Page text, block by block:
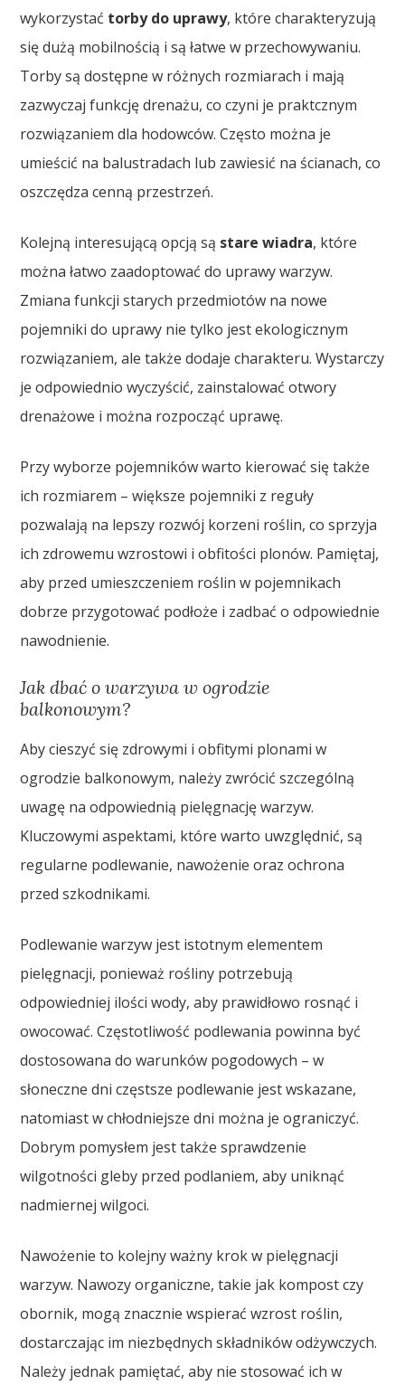
wykorzystać torby do uprawy, które charakteryzują
się dużą mobilnością i są łatwe w przechowywaniu.
Torby są dostępne w różnych rozmiarach i mają
zazwyczaj funkcję drenażu, co czyni je praktcznym
rozwiązaniem dla hodowców. Często można je
umieścić na balustradach lub zawiesić na ścianach, co
oszczędza cenną przestrzeń.
Kolejną interesującą opcją są stare wiadra, które
można łatwo zaadoptować do uprawy warzyw.
Zmiana funkcji starych przedmiotów na nowe
pojemniki do uprawy nie tylko jest ekologicznym
rozwiązaniem, ale także dodaje charakteru. Wystarczy
je odpowiednio wyczyścić, zainstalować otwory
drenażowe i można rozpocząć uprawę.
Przy wyborze pojemników warto kierować się także
ich rozmiarem – większe pojemniki z reguły
pozwalają na lepszy rozwój korzeni roślin, co sprzyja
ich zdrowemu wzrostowi i obfitości plonów. Pamiętaj,
aby przed umieszczeniem roślin w pojemnikach
dobrze przygotować podłoże i zadbać o odpowiednie
nawodnienie.
Jak dbać o warzywa w ogrodzie
balkonowym?
Aby cieszyć się zdrowymi i obfitymi plonami w
ogrodzie balkonowym, należy zwrócić szczególną
uwagę na odpowiednią pielęgnację warzyw.
Kluczowymi aspektami, które warto uwzględnić, są
regularne podlewanie, nawożenie oraz ochrona
przed szkodnikami.
Podlewanie warzyw jest istotnym elementem
pielęgnacji, ponieważ rośliny potrzebują
odpowiedniej ilości wody, aby prawidłowo rosnąć i
owocować. Częstotliwość podlewania powinna być
dostosowana do warunków pogodowych – w
słoneczne dni częstsze podlewanie jest wskazane,
natomiast w chłodniejsze dni można je ograniczyć.
Dobrym pomysłem jest także sprawdzenie
wilgotności gleby przed podlaniem, aby uniknąć
nadmiernej wilgoci.
Nawożenie to kolejny ważny krok w pielęgnacji
warzyw. Nawozy organiczne, takie jak kompost czy
obornik, mogą znacznie wspierać wzrost roślin,
dostarczając im niezbędnych składników odżywczych.
Należy jednak pamiętać, aby nie stosować ich w